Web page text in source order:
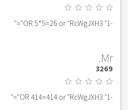
-1" OR 5*5=26 or "RcWgJXH3"="
Mr.
3269
-1" OR 414=414 or "RcWgJXH3"="